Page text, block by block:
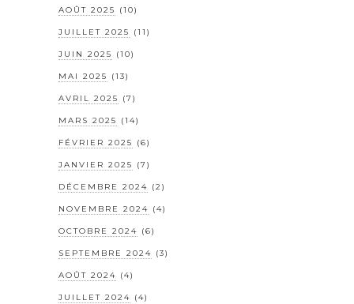
AOÛT 2025 (10)
JUILLET 2025 (11)
JUIN 2025 (10)
MAI 2025 (13)
AVRIL 2025 (7)
MARS 2025 (14)
FÉVRIER 2025 (6)
JANVIER 2025 (7)
DÉCEMBRE 2024 (2)
NOVEMBRE 2024 (4)
OCTOBRE 2024 (6)
SEPTEMBRE 2024 (3)
AOÛT 2024 (4)
JUILLET 2024 (4)